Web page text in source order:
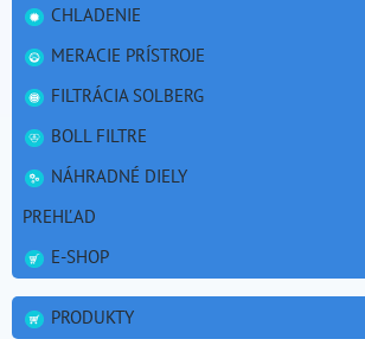
CHLADENIE
MERACIE PRÍSTROJE
FILTRÁCIA SOLBERG
BOLL FILTRE
NÁHRADNÉ DIELY
PREHĽAD
E-SHOP
PRODUKTY